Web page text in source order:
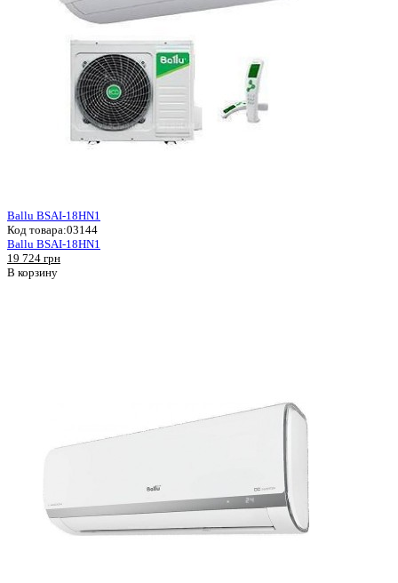
Ballu BSAI-18HN1
Код товара:03144
Ballu BSAI-18HN1
19 724 грн
В корзину